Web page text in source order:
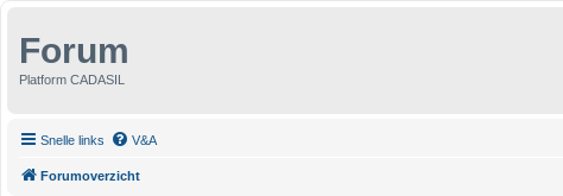
Forum
Platform CADASIL
Snelle links V&A
Forumoverzicht